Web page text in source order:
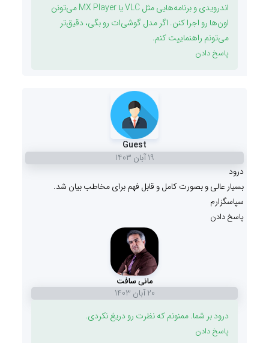
اندرویدی و برنامه‌هایی مثل VLC یا MX Player می‌تونن
اون‌ها رو اجرا کنن. اگر مدل گوشی‌ات رو بگی، دقیق‌تر
می‌تونم راهنماییت کنم.
پاسخ دادن
Guest
19 آبان 1403
درود
بسیار عالی و بصورت کامل و قابل فهم برای مخاطب بیان شد.
سپاسگزارم
پاسخ دادن
مانی سافت
20 آبان 1403
درود بر شما. ممنونم که نظرت رو دریغ نکردی.
پاسخ دادن